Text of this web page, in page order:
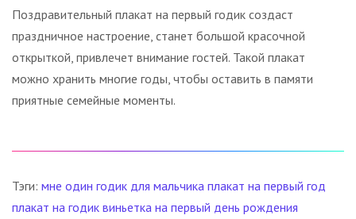
Поздравительный плакат на первый годик создаст
праздничное настроение, станет большой красочной
открыткой, привлечет внимание гостей. Такой плакат
можно хранить многие годы, чтобы оставить в памяти
приятные семейные моменты.
Тэги: мне один годик для мальчика плакат на первый год
плакат на годик виньетка на первый день рождения